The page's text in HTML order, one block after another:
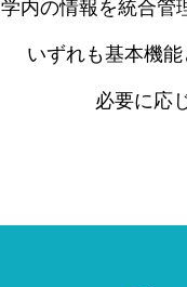
学内の情報を統合管
いずれも基本機
必要に応